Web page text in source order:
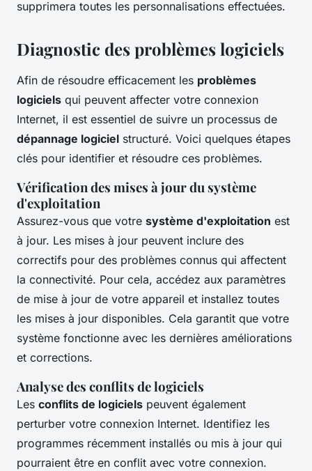
supprimera toutes les personnalisations effectuées.
Diagnostic des problèmes logiciels
Afin de résoudre efficacement les problèmes
logiciels qui peuvent affecter votre connexion
Internet, il est essentiel de suivre un processus de
dépannage logiciel structuré. Voici quelques étapes
clés pour identifier et résoudre ces problèmes.
Vérification des mises à jour du système
d'exploitation
Assurez-vous que votre système d'exploitation est
à jour. Les mises à jour peuvent inclure des
correctifs pour des problèmes connus qui affectent
la connectivité. Pour cela, accédez aux paramètres
de mise à jour de votre appareil et installez toutes
les mises à jour disponibles. Cela garantit que votre
système fonctionne avec les dernières améliorations
et corrections.
Analyse des conflits de logiciels
Les conflits de logiciels peuvent également
perturber votre connexion Internet. Identifiez les
programmes récemment installés ou mis à jour qui
pourraient être en conflit avec votre connexion.